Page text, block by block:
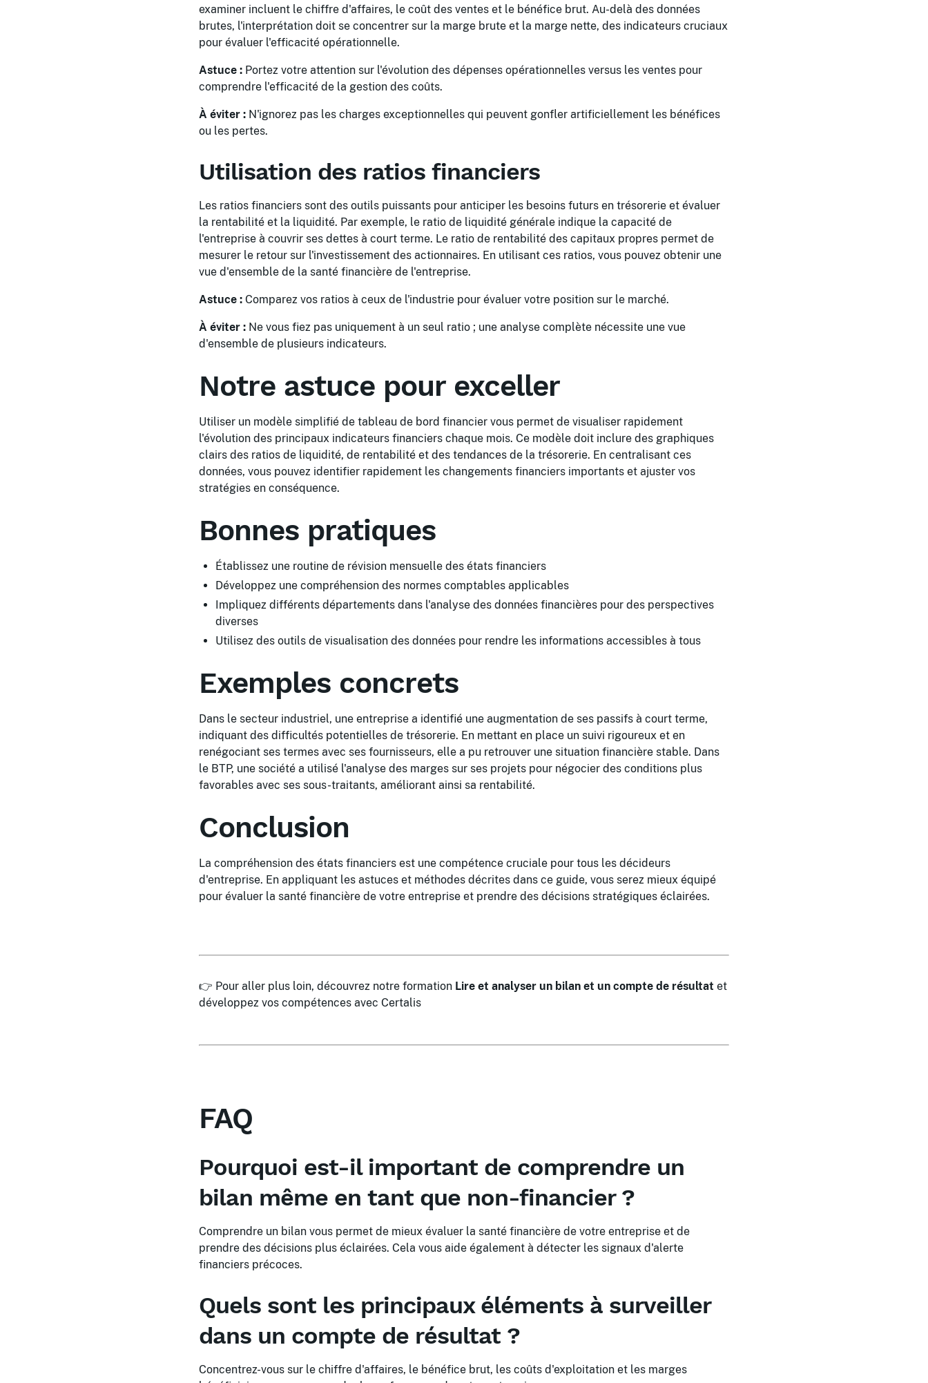
examiner incluent le chiffre d'affaires, le coût des ventes et le bénéfice brut. Au-delà des données
brutes, l'interprétation doit se concentrer sur la marge brute et la marge nette, des indicateurs cruciaux
pour évaluer l'efficacité opérationnelle.
Astuce : Portez votre attention sur l'évolution des dépenses opérationnelles versus les ventes pour
comprendre l'efficacité de la gestion des coûts.
À éviter : N'ignorez pas les charges exceptionnelles qui peuvent gonfler artificiellement les bénéfices
ou les pertes.
Utilisation des ratios financiers
Les ratios financiers sont des outils puissants pour anticiper les besoins futurs en trésorerie et évaluer
la rentabilité et la liquidité. Par exemple, le ratio de liquidité générale indique la capacité de
l'entreprise à couvrir ses dettes à court terme. Le ratio de rentabilité des capitaux propres permet de
mesurer le retour sur l'investissement des actionnaires. En utilisant ces ratios, vous pouvez obtenir une
vue d'ensemble de la santé financière de l'entreprise.
Astuce : Comparez vos ratios à ceux de l'industrie pour évaluer votre position sur le marché.
À éviter : Ne vous fiez pas uniquement à un seul ratio ; une analyse complète nécessite une vue
d'ensemble de plusieurs indicateurs.
Notre astuce pour exceller
Utiliser un modèle simplifié de tableau de bord financier vous permet de visualiser rapidement
l'évolution des principaux indicateurs financiers chaque mois. Ce modèle doit inclure des graphiques
clairs des ratios de liquidité, de rentabilité et des tendances de la trésorerie. En centralisant ces
données, vous pouvez identifier rapidement les changements financiers importants et ajuster vos
stratégies en conséquence.
Bonnes pratiques
Établissez une routine de révision mensuelle des états financiers
Développez une compréhension des normes comptables applicables
Impliquez différents départements dans l'analyse des données financières pour des perspectives
diverses
Utilisez des outils de visualisation des données pour rendre les informations accessibles à tous
Exemples concrets
Dans le secteur industriel, une entreprise a identifié une augmentation de ses passifs à court terme,
indiquant des difficultés potentielles de trésorerie. En mettant en place un suivi rigoureux et en
renégociant ses termes avec ses fournisseurs, elle a pu retrouver une situation financière stable. Dans
le BTP, une société a utilisé l'analyse des marges sur ses projets pour négocier des conditions plus
favorables avec ses sous-traitants, améliorant ainsi sa rentabilité.
Conclusion
La compréhension des états financiers est une compétence cruciale pour tous les décideurs
d'entreprise. En appliquant les astuces et méthodes décrites dans ce guide, vous serez mieux équipé
pour évaluer la santé financière de votre entreprise et prendre des décisions stratégiques éclairées.
👉 Pour aller plus loin, découvrez notre formation Lire et analyser un bilan et un compte de résultat et
développez vos compétences avec Certalis
FAQ
Pourquoi est-il important de comprendre un
bilan même en tant que non-financier ?
Comprendre un bilan vous permet de mieux évaluer la santé financière de votre entreprise et de
prendre des décisions plus éclairées. Cela vous aide également à détecter les signaux d'alerte
financiers précoces.
Quels sont les principaux éléments à surveiller
dans un compte de résultat ?
Concentrez-vous sur le chiffre d'affaires, le bénéfice brut, les coûts d'exploitation et les marges